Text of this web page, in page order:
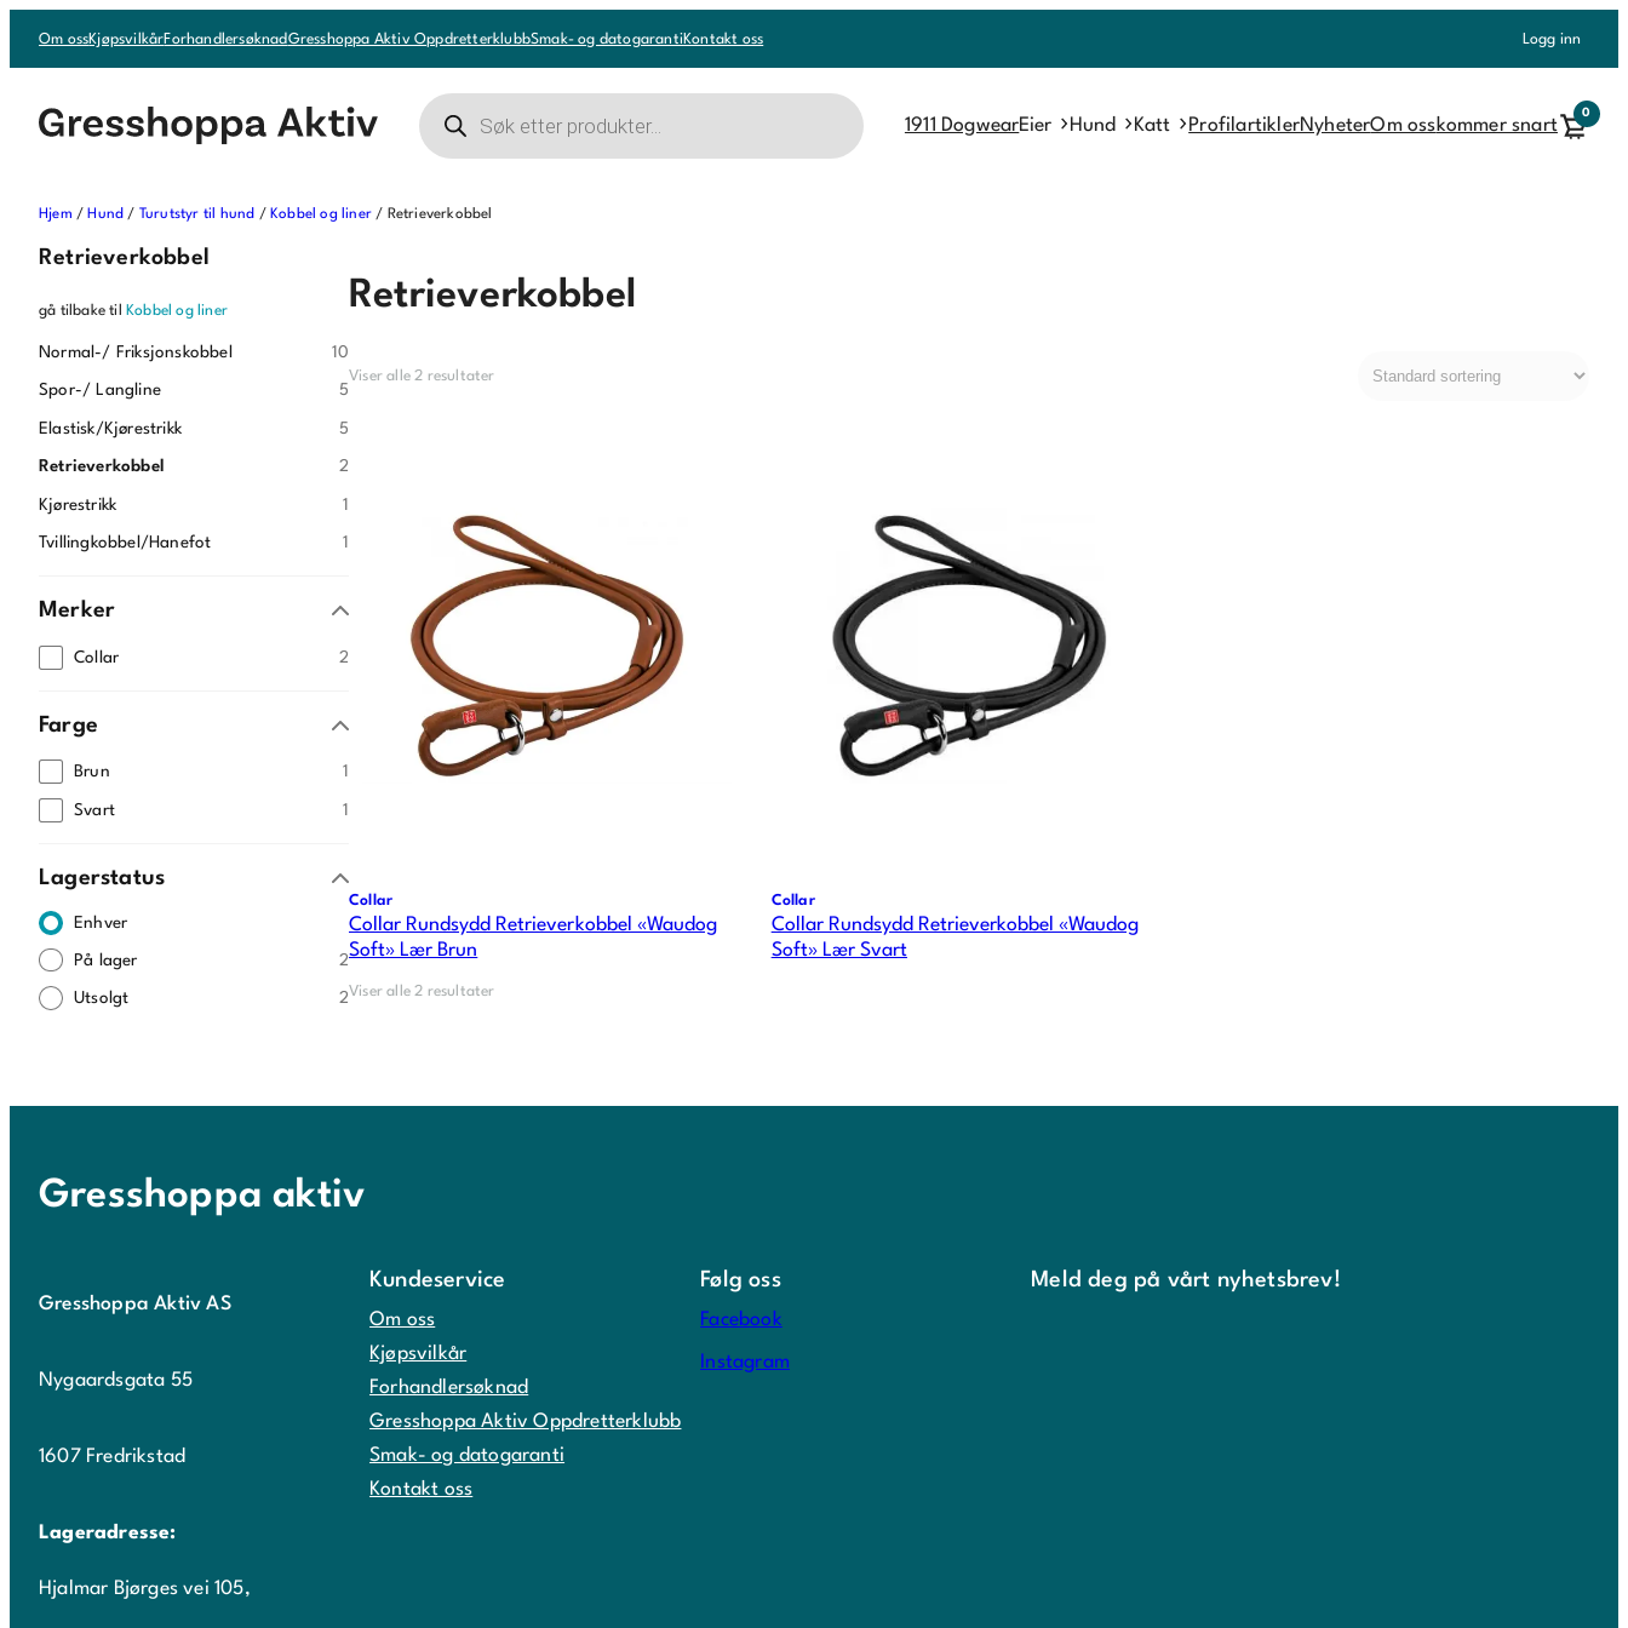
Om ossKjøpsvilkårForhandlersøknadGresshoppa Aktiv OppdretterklubbSmak- og datogarantiKontakt oss Logg inn
Products
search
1911 DogwearEier Hund Katt ProfilartiklerNyheterOm osskommer snart
0
Hjem /Hund / Turutstyr til hund /Kobbel og liner / Retrieverkobbel
Retrieverkobbel
gå tilbake til Kobbel og liner
Normal-/ Friksjonskobbel 10
Spor-/ Langline 5
Elastisk/Kjørestrikk 5
Retrieverkobbel 2
Kjørestrikk 1
Tvillingkobbel/Hanefot 1
Merker
Collar 2
Farge
Brun 1
Svart 1
Lagerstatus
Enhver
På lager 2
Utsolgt 2
Retrieverkobbel
Viser alle 2 resultater
Collar
Collar Rundsydd Retrieverkobbel «Waudog
Soft» Lær Brun
Collar
Collar Rundsydd Retrieverkobbel «Waudog
Soft» Lær Svart
Viser alle 2 resultater
Gresshoppa aktiv
Gresshoppa Aktiv AS
Nygaardsgata 55
1607 Fredrikstad
Lageradresse:
Hjalmar Bjørges vei 105,
Kundeservice
Om oss
Kjøpsvilkår
Forhandlersøknad
Gresshoppa Aktiv Oppdretterklubb
Smak- og datogaranti
Kontakt oss
Følg oss
Facebook
Instagram
Meld deg på vårt nyhetsbrev!